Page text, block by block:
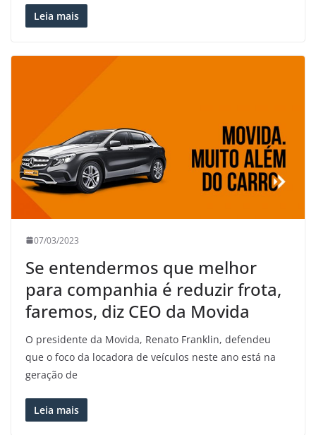
Leia mais
07/03/2023
Se entendermos que melhor
para companhia é reduzir frota,
faremos, diz CEO da Movida
O presidente da Movida, Renato Franklin, defendeu
que o foco da locadora de veículos neste ano está na
geração de
Leia mais